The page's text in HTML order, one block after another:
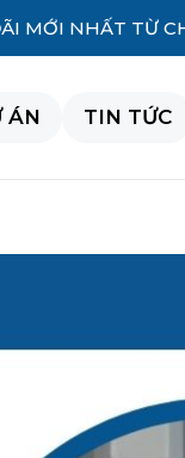
MỚI NHẤT TỪ
ÁN TIN TỨC